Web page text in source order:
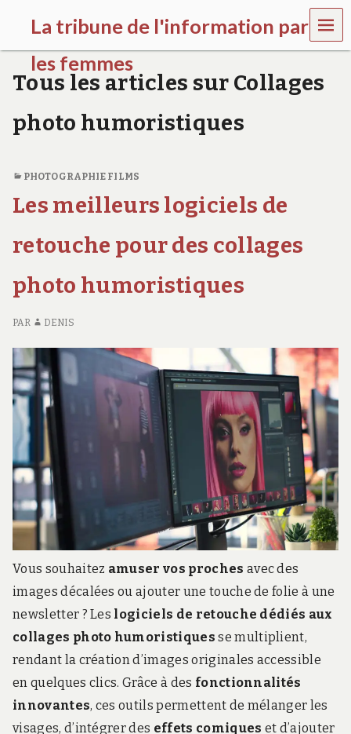
La tribune de l'information par
les femmes
l
t
b
u
n
e
o
m
e
n
a
a
r
d
s
.
f
r
MEN
U
Tous les articles sur Collages
photo humoristiques
PHOTOGRAPHIE FILMS
Les meilleurs logiciels de
retouche pour des collages
photo humoristiques
PAR DENIS
Vous souhaitez amuser vos proches avec des
images décalées ou ajouter une touche de folie à une
newsletter ? Les logiciels de retouche dédiés aux
collages photo humoristiques se multiplient,
rendant la création d’images originales accessible
en quelques clics. Grâce à des fonctionnalités
innovantes, ces outils permettent de mélanger les
visages, d’intégrer des effets comiques et d’ajouter